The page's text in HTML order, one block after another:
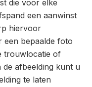
die voor elke
een aanwinst
hiervoor
een bepaalde foto
trouwlocatie of
afbeelding kunt u
te laten